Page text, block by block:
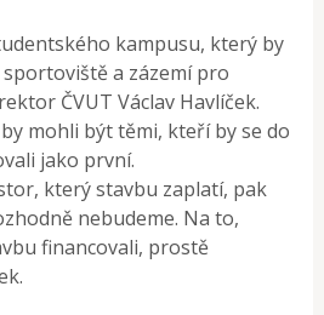
kampusu, který by
a zázemí pro
ČVUT Václav Havlíček.
mohli být těmi, kteří by se do
jako první.
který stavbu zaplatí, pak
nebudeme. Na to,
financovali, prostě